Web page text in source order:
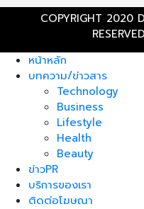
COPYRIGHT 2020
หน้าหลัก
บทความ/ข่าวสาร
Technology
Business
Lifestyle
Health
Beauty
ข่าวPR
บริการของเรา
ติดต่อโฆษณา